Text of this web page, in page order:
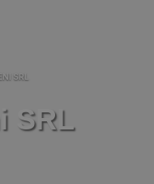
SRL
SRL